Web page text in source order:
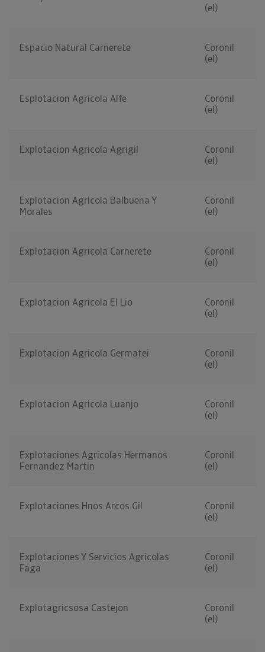
(el)
Espacio Natural Carnerete
Coronil
(el)
Esplotacion Agricola Alfe
Coronil
(el)
Explotacion Agricola Agrigil
Coronil
(el)
Explotacion Agricola Balbuena Y
Morales
Coronil
(el)
Explotacion Agricola Carnerete
Coronil
(el)
Explotacion Agricola El Lio
Coronil
(el)
Explotacion Agricola Germatei
Coronil
(el)
Explotacion Agricola Luanjo
Coronil
(el)
Explotaciones Agricolas Hermanos
Fernandez Martin
Coronil
(el)
Explotaciones Hnos Arcos Gil
Coronil
(el)
Explotaciones Y Servicios Agricolas
Faga
Coronil
(el)
Explotagricsosa Castejon
Coronil
(el)